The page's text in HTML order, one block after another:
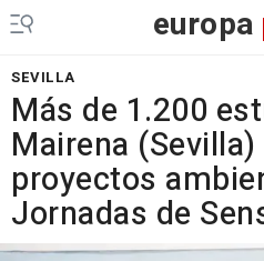
europa
SEVILLA
Más de 1.200
Mairena
proyectos
Jornadas de